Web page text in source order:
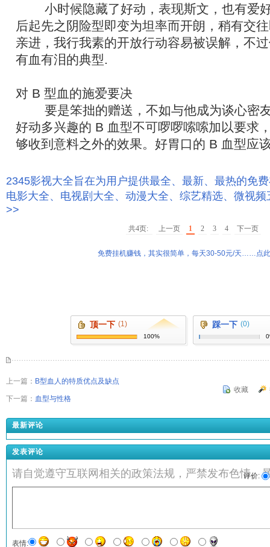
小时候隐藏了好动，表现斯文，也有爱
后起先之阴险型即变为坦率而开朗，稍有交
亲进，我行我素的开放行动容易被误解，不
有血有泪的典型.
对 B 型血的施爱要决
要是笨拙的赠送，不如与他成为谈心密
好动多兴趣的 B 血型不可啰啰嗦嗦加以要求
够收到意料之外的效果。好胃口的 B 血型应
2345影视大全旨在为用户提供最全、最新、最热的免
电影大全、电视剧大全、动漫大全、综艺精选、微视
>>
共4页: 上一页 1 2 3 4 下一页
免费挂机赚钱，其实很简单，每天30-50元/天……点
顶一下 (1)
100%
踩一下 (0)
上一篇： B型血人的特质优点及缺点
下一篇： 血型与性格
收藏
最新评论
发表评论
请自觉遵守互联网相关的政策法规，严禁发布色情、
评价:
表情: